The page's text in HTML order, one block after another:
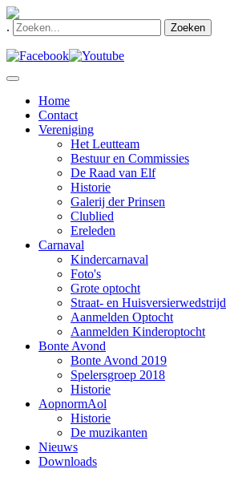
. Zoeken
Home
Contact
Vereniging
Het Leutteam
Bestuur en Commissies
De Raad van Elf
Historie
Galerij der Prinsen
Clublied
Ereleden
Carnaval
Kindercarnaval
Foto's
Grote optocht
Straat- en Huisversierwedstrijd
Aanmelden Optocht
Aanmelden Kinderoptocht
Bonte Avond
Bonte Avond 2019
Spelersgroep 2018
Historie
AopnormAol
Historie
De muzikanten
Nieuws
Downloads